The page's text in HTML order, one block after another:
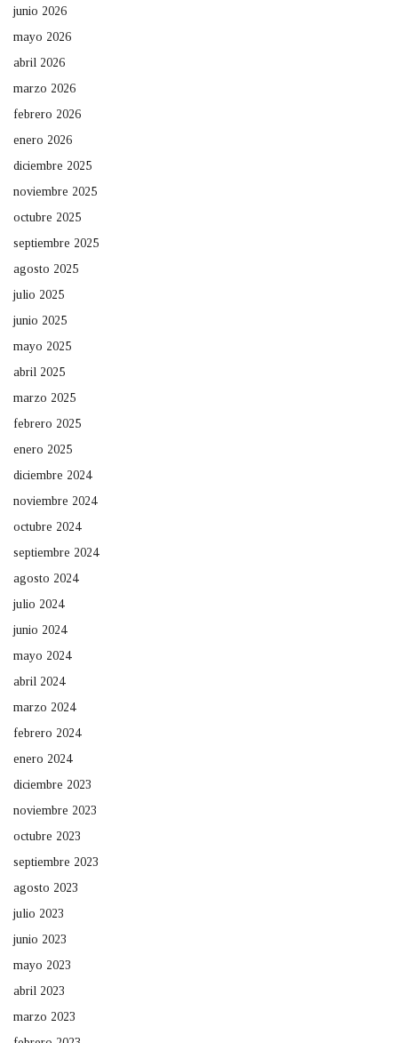
junio 2026
mayo 2026
abril 2026
marzo 2026
febrero 2026
enero 2026
diciembre 2025
noviembre 2025
octubre 2025
septiembre 2025
agosto 2025
julio 2025
junio 2025
mayo 2025
abril 2025
marzo 2025
febrero 2025
enero 2025
diciembre 2024
noviembre 2024
octubre 2024
septiembre 2024
agosto 2024
julio 2024
junio 2024
mayo 2024
abril 2024
marzo 2024
febrero 2024
enero 2024
diciembre 2023
noviembre 2023
octubre 2023
septiembre 2023
agosto 2023
julio 2023
junio 2023
mayo 2023
abril 2023
marzo 2023